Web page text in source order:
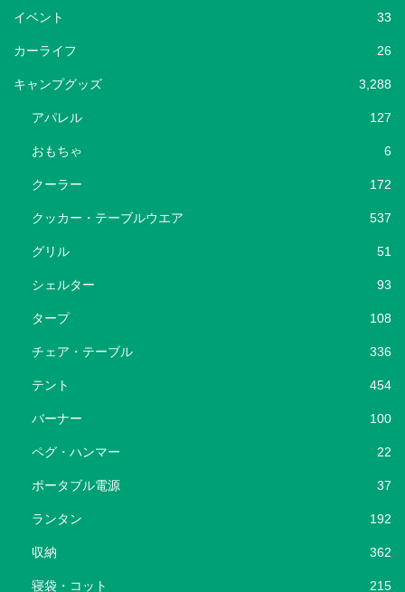
イベント 33
カーライフ 26
キャンプグッズ 3,288
アパレル 127
おもちゃ 6
クーラー 172
クッカー・テーブルウエア 537
グリル 51
シェルター 93
タープ 108
チェア・テーブル 336
テント 454
バーナー 100
ペグ・ハンマー 22
ポータブル電源 37
ランタン 192
収納 362
寝袋・コット 215